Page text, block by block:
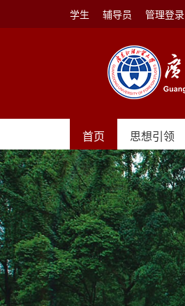
学生 辅导员 管理登录
首页 思想引领